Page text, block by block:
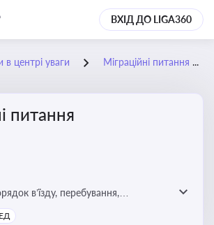
ВХІД ДО LIGA360
в центрі уваги Міграційні питання
питання
в’їзду, перебування,
іноземців, а також набуття або